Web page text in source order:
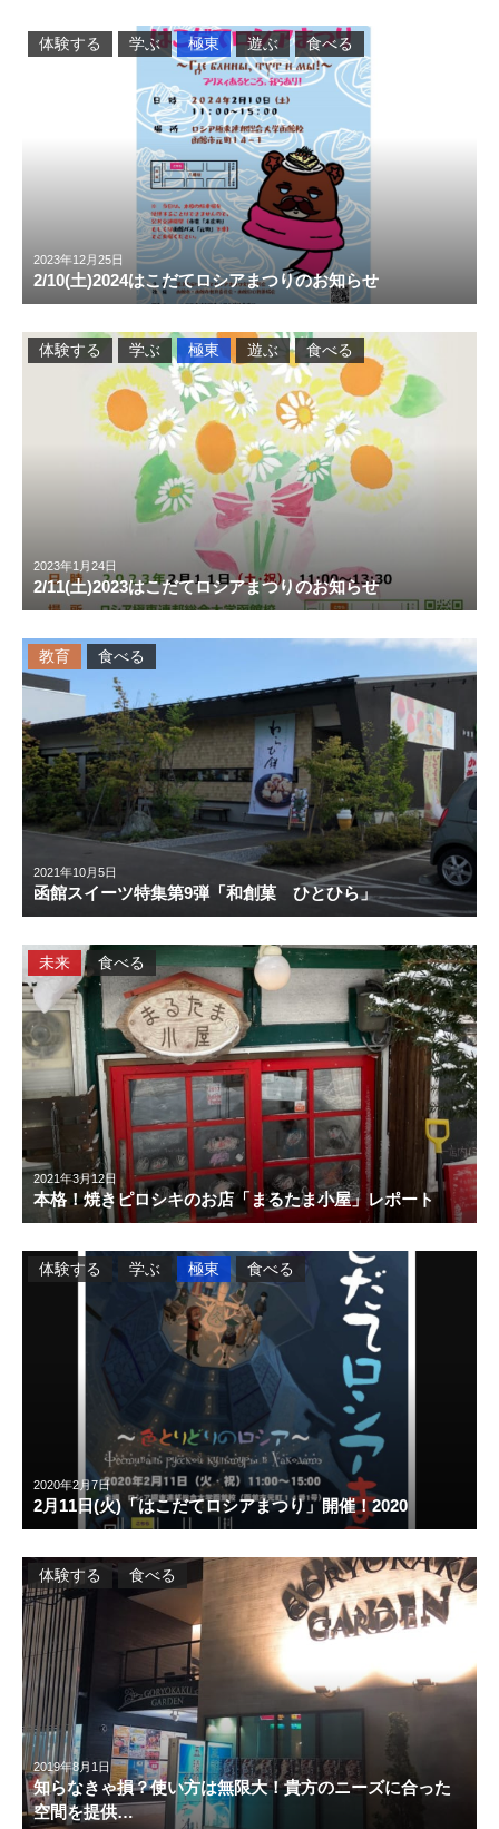
2023年12月25日
2/10(土)2024はこだてロシアまつりのお知らせ
体験する 学ぶ 極東 遊ぶ 食べる
2023年1月24日
2/11(土)2023はこだてロシアまつりのお知らせ
体験する 学ぶ 極東 遊ぶ 食べる
2021年10月5日
函館スイーツ特集第9弾「和創菓 ひとひら」
教育 食べる
2021年3月12日
本格！焼きピロシキのお店「まるたま小屋」レポート
未来 食べる
2020年2月7日
2月11日(火)「はこだてロシアまつり」開催！2020
体験する 学ぶ 極東 食べる
2019年8月1日
知らなきゃ損？使い方は無限大！貴方のニーズに合った
空間を提供…
体験する 食べる